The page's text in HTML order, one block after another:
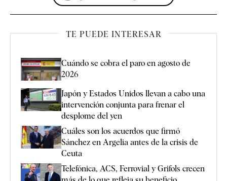
TE PUEDE INTERESAR
Cuándo se cobra el paro en agosto de
2026
Japón y Estados Unidos llevan a cabo una
intervención conjunta para frenar el
desplome del yen
Cuáles son los acuerdos que firmó
Sánchez en Argelia antes de la crisis de
Ceuta
Telefónica, ACS, Ferrovial y Grifols crecen